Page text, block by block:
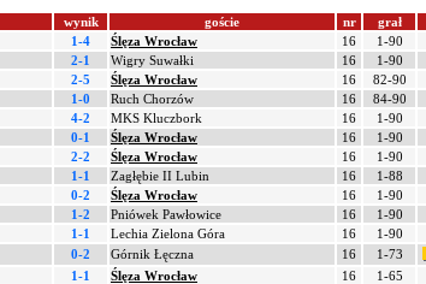
wynik goście nr grał
1-4 Ślęza Wrocław 16
1-90
2-1 Wigry Suwałki 16
1-90
2-5 Ślęza Wrocław 16
82-90
1-0 Ruch Chorzów 16
84-90
4-2 MKS Kluczbork 16
1-90
0-1 Ślęza Wrocław 16
1-90
2-2 Ślęza Wrocław 16 1-90
1-1 Zagłębie II Lubin 16
1-88
0-2 Ślęza Wrocław 16
1-90
1-2 Pniówek Pawłowice 16
1-90
1-1 Lechia Zielona Góra 16
1-90
0-2 Górnik Łęczna 16
1-73
1-1 Ślęza Wrocław 16
1-65